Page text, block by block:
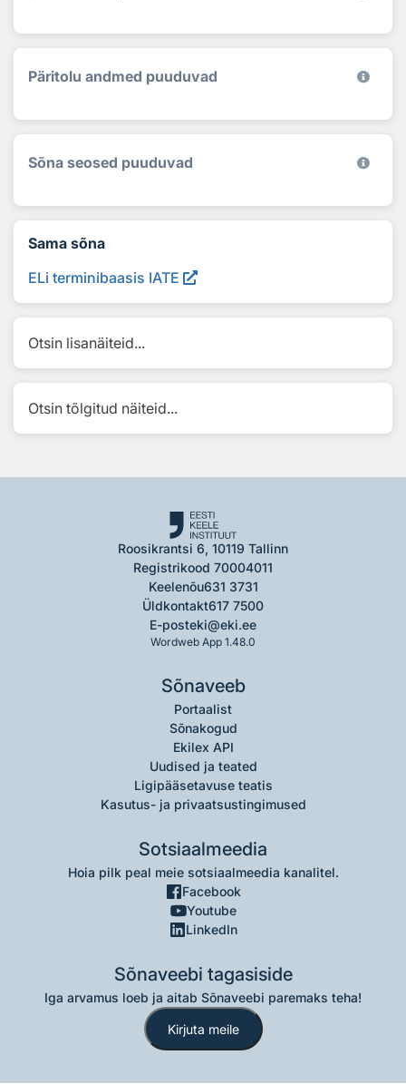
Päritolu andmed puuduvad
Sõna seosed puuduvad
Sama sõna
ELi terminibaasis IATE
Otsin lisanäiteid...
Otsin tõlgitud näiteid...
Roosikrantsi 6, 10119 Tallinn
Registrikood 70004011
Keelenõu631 3731
Üldkontakt617 7500
E-posteki@eki.ee
Wordweb App 1.48.0
Sõnaveeb
Portaalist
Sõnakogud
Ekilex API
Uudised ja teated
Ligipääsetavuse teatis
Kasutus- ja privaatsustingimused
Sotsiaalmeedia
Hoia pilk peal meie sotsiaalmeedia kanalitel.
Facebook
Youtube
LinkedIn
Sõnaveebi tagasiside
Iga arvamus loeb ja aitab Sõnaveebi paremaks teha!
Kirjuta meile